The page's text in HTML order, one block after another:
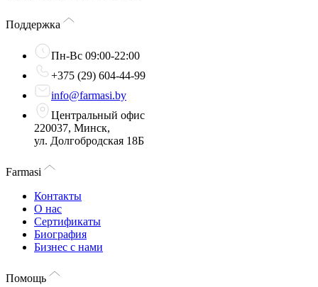
Поддержка
Пн-Вс 09:00-22:00
+375 (29) 604-44-99
info@farmasi.by
Центральный офис
220037, Минск,
ул. Долгобродская 18Б
Farmasi
Контакты
О нас
Сертификаты
Биография
Бизнес с нами
Помощь